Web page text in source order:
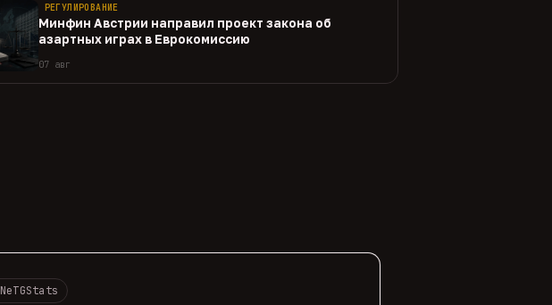
РЕГУЛИРОВАНИЕ
Минфин Австрии направил проект закона об
азартных играх в Еврокомиссию
07 авг
NeTGStats